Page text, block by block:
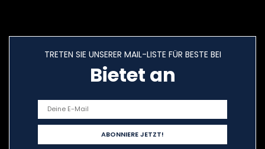
TRETEN SIE UNSERER MAIL-LISTE FÜR BESTE BEI
Bietet an